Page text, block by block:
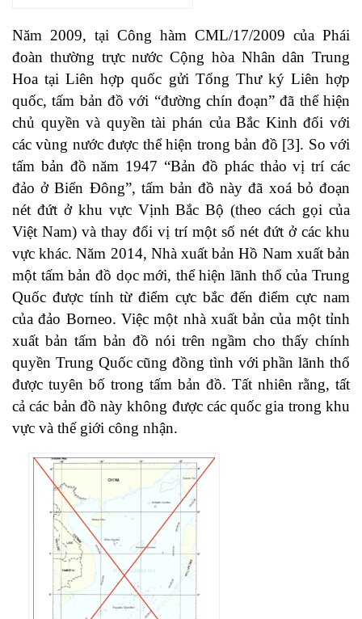
Năm 2009, tại Công hàm CML/17/2009 của Phái
đoàn thường trực nước Cộng hòa Nhân dân Trung
Hoa tại Liên hợp quốc gửi Tổng Thư ký Liên hợp
quốc, tấm bản đồ với “đường chín đoạn” đã thể hiện
chủ quyền và quyền tài phán của Bắc Kinh đối với
các vùng nước được thể hiện trong bản đồ [3]. So với
tấm bản đồ năm 1947 “Bản đồ phác thảo vị trí các
đảo ở Biển Đông”, tấm bản đồ này đã xoá bỏ đoạn
nét đứt ở khu vực Vịnh Bắc Bộ (theo cách gọi của
Việt Nam) và thay đổi vị trí một số nét đứt ở các khu
vực khác. Năm 2014, Nhà xuất bản Hồ Nam xuất bản
một tấm bản đồ dọc mới, thể hiện lãnh thổ của Trung
Quốc được tính từ điểm cực bắc đến điểm cực nam
của đảo Borneo. Việc một nhà xuất bản của một tỉnh
xuất bản tấm bản đồ nói trên ngầm cho thấy chính
quyền Trung Quốc cũng đồng tình với phần lãnh thổ
được tuyên bố trong tấm bản đồ. Tất nhiên rằng, tất
cả các bản đồ này không được các quốc gia trong khu
vực và thế giới công nhận.